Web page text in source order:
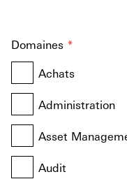
Domaines *
Achats
Administration
Asset
Audit